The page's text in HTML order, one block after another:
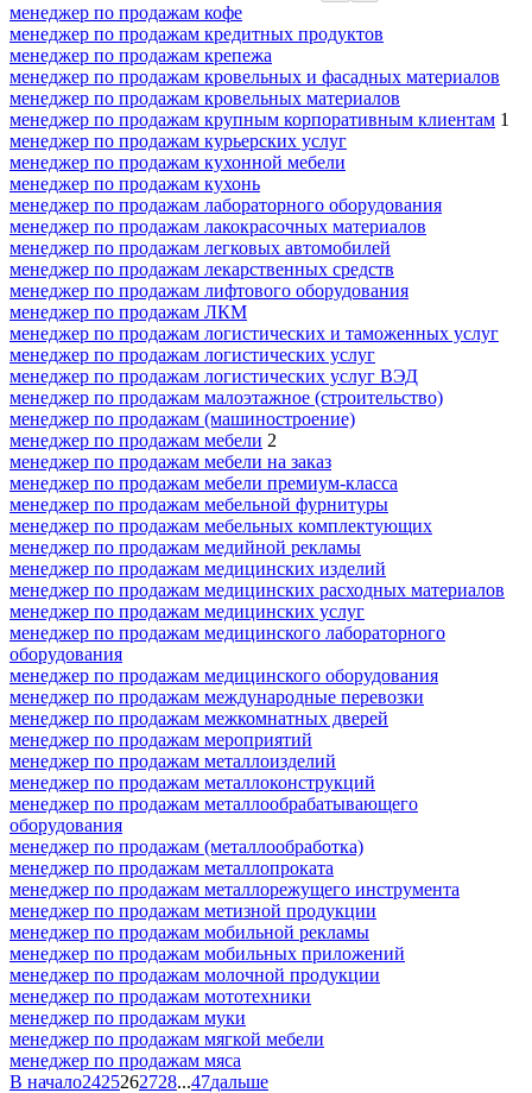
менеджер по продажам кофе
менеджер по продажам кредитных продуктов
менеджер по продажам крепежа
менеджер по продажам кровельных и фасадных материалов
менеджер по продажам кровельных материалов
менеджер по продажам крупным корпоративным клиентам 1
менеджер по продажам курьерских услуг
менеджер по продажам кухонной мебели
менеджер по продажам кухонь
менеджер по продажам лабораторного оборудования
менеджер по продажам лакокрасочных материалов
менеджер по продажам легковых автомобилей
менеджер по продажам лекарственных средств
менеджер по продажам лифтового оборудования
менеджер по продажам ЛКМ
менеджер по продажам логистических и таможенных услуг
менеджер по продажам логистических услуг
менеджер по продажам логистических услуг ВЭД
менеджер по продажам малоэтажное (строительство)
менеджер по продажам (машиностроение)
менеджер по продажам мебели 2
менеджер по продажам мебели на заказ
менеджер по продажам мебели премиум-класса
менеджер по продажам мебельной фурнитуры
менеджер по продажам мебельных комплектующих
менеджер по продажам медийной рекламы
менеджер по продажам медицинских изделий
менеджер по продажам медицинских расходных материалов
менеджер по продажам медицинских услуг
менеджер по продажам медицинского лабораторного
оборудования
менеджер по продажам медицинского оборудования
менеджер по продажам международные перевозки
менеджер по продажам межкомнатных дверей
менеджер по продажам мероприятий
менеджер по продажам металлоизделий
менеджер по продажам металлоконструкций
менеджер по продажам металлообрабатывающего
оборудования
менеджер по продажам (металлообработка)
менеджер по продажам металлопроката
менеджер по продажам металлорежущего инструмента
менеджер по продажам метизной продукции
менеджер по продажам мобильной рекламы
менеджер по продажам мобильных приложений
менеджер по продажам молочной продукции
менеджер по продажам мототехники
менеджер по продажам муки
менеджер по продажам мягкой мебели
менеджер по продажам мяса
В начало2425262728...47дальше